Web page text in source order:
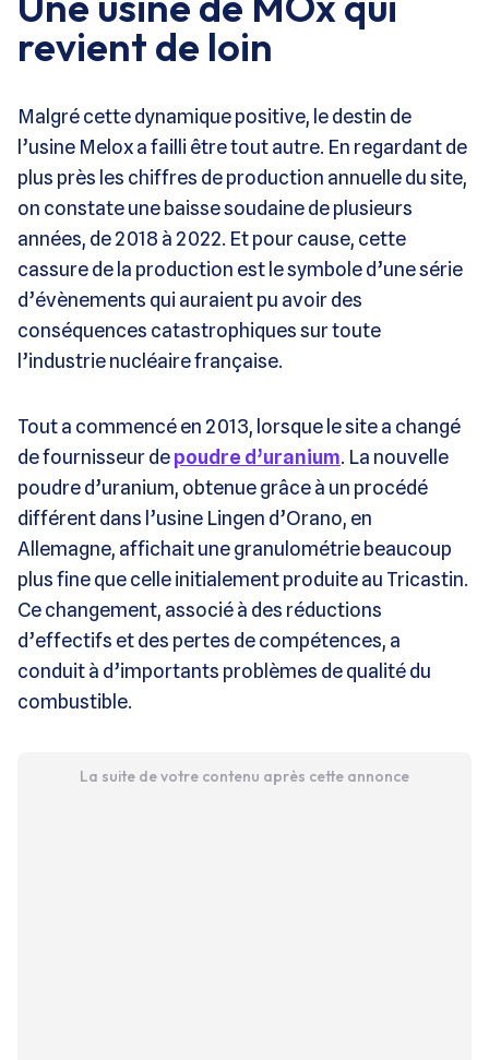
revient de loin
Malgré cette dynamique positive, le destin de
l’usine Melox a failli être tout autre. En regardant de
plus près les chiffres de production annuelle du site,
on constate une baisse soudaine de plusieurs
années, de 2018 à 2022. Et pour cause, cette
cassure de la production est le symbole d’une série
d’évènements qui auraient pu avoir des
conséquences catastrophiques sur toute
l’industrie nucléaire française.
Tout a commencé en 2013, lorsque le site a changé
de fournisseur depoudre d’uranium. La nouvelle
poudre d’uranium, obtenue grâce à un procédé
différent dans l’usine Lingen d’Orano, en
Allemagne, affichait une granulométrie beaucoup
plus fine que celle initialement produite au Tricastin.
Ce changement, associé à des réductions
d’effectifs et des pertes de compétences, a
conduit à d’importants problèmes de qualité du
combustible.
La suite de votre contenu après cette annonce